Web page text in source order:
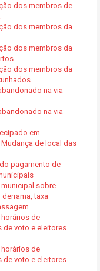
dos membros de
dos membros da
dos membros da
dos membros da
na via
na via
em
de local das
pagamento de
municipal sobre
derrama, taxa
horários de
de voto e eleitores
horários de
de voto e eleitores